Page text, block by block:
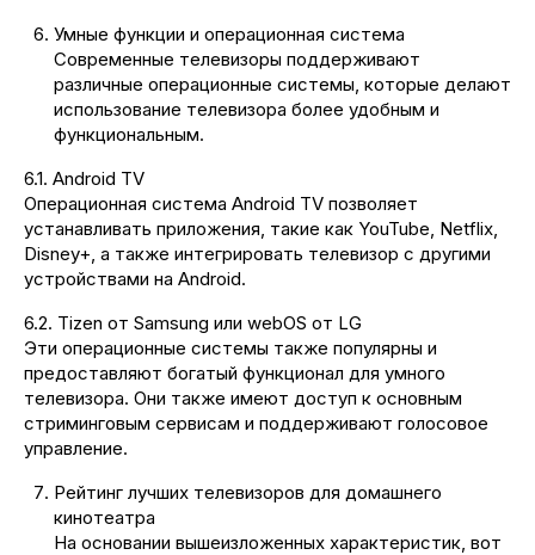
Умные функции и операционная система
Современные телевизоры поддерживают
различные операционные системы, которые делают
использование телевизора более удобным и
функциональным.
6.1. Android TV
Операционная система Android TV позволяет
устанавливать приложения, такие как YouTube, Netflix,
Disney+, а также интегрировать телевизор с другими
устройствами на Android.
6.2. Tizen от Samsung или webOS от LG
Эти операционные системы также популярны и
предоставляют богатый функционал для умного
телевизора. Они также имеют доступ к основным
стриминговым сервисам и поддерживают голосовое
управление.
Рейтинг лучших телевизоров для домашнего
кинотеатра
На основании вышеизложенных характеристик, вот